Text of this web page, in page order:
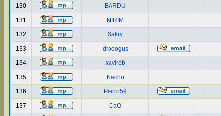
130 BARDU
131 MIRIM
132 Sakry
133 drooogus
134 xavirob
135 Nacho
136 Pierro59
137 CaO